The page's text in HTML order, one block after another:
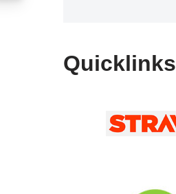
Quicklinks